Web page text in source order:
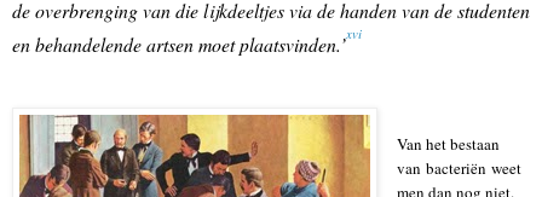
de overbrenging van die lijkdeeltjes via de handen van de studenten
en behandelende artsen moet plaatsvinden.’xvi
Van het bestaan
van bacteriën weet
men dan nog niet.